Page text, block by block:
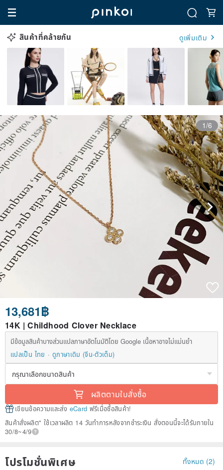
สินค้าที่คล้ายกัน ดูเพิ่มเติม
1/6
13,681฿
14K | Childhood Clover Necklace
มีข้อมูลสินค้าบางส่วนแปลภาษาอัตโนมัติโดย Google เนื้อหาอาจไม่แม่นยำ
แปลเป็น ไทย
ดูภาษาเดิม (จีน-ตัวเต็ม)
ผลิตตามใบสั่งซื้อ
เขียนข้อความและส่ง eCard ฟรีเมื่อซื้อสินค้า!
สินค้าสั่งผลิต" ใช้เวลาผลิต 14 วันทำการหลังจากชำระเงิน สั่งตอนนี้จะได้รับภายใน
30/8~4/9
โปรโมชั่นพิเศษ ทั้งหมด (2)